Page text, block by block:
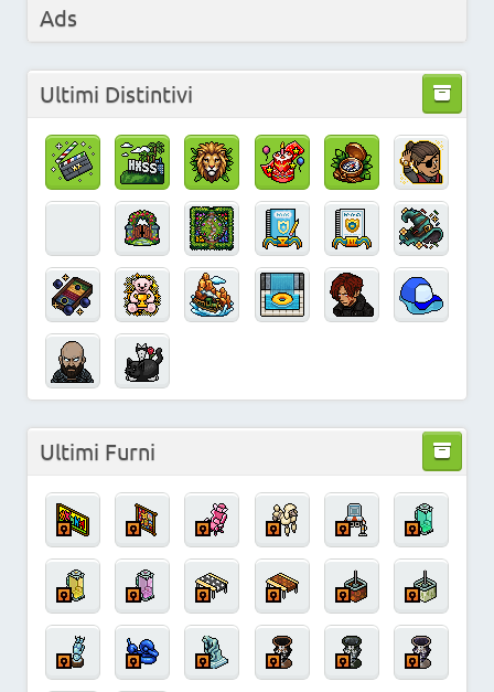
Ads
Ultimi Distintivi
Ultimi Furni